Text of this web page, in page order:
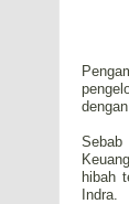
hibah
Indra.